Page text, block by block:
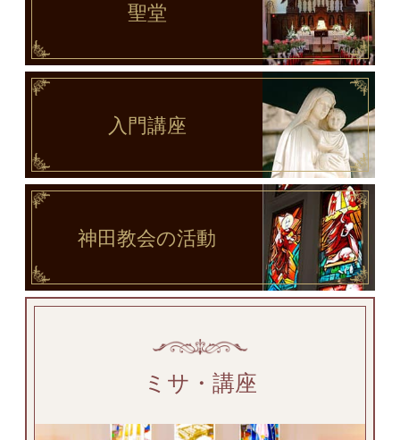
聖堂
入門講座
神田教会の活動
ミサ・講座